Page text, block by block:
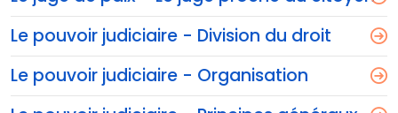
Le pouvoir judiciaire - Division du droit
Le pouvoir judiciaire - Organisation